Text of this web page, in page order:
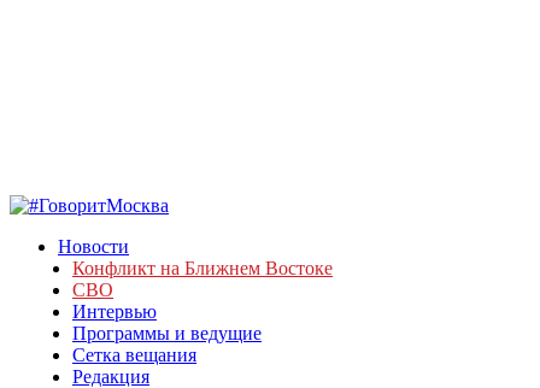
Новости
Конфликт на Ближнем Востоке
СВО
Интервью
Программы и ведущие
Сетка вещания
Редакция